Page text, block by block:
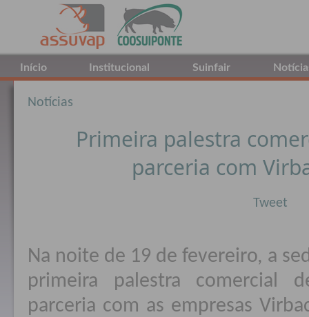
Início Institucional Suinfair
Notícias
Primeira palestra
parceria com
Tweet
Na noite de 19 de fevereiro, a
primeira palestra comercial
parceria com as empresas